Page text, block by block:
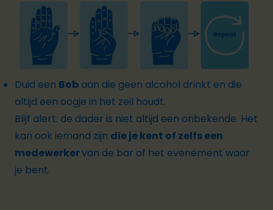
Duid een Bob aan die geen alcohol drinkt en die
altijd een oogje in het zeil houdt.
Blijf alert: de dader is niet altijd een onbekende. Het
kan ook iemand zijn die je kent of zelfs een
medewerkervan de bar of het evenement waar
je bent.